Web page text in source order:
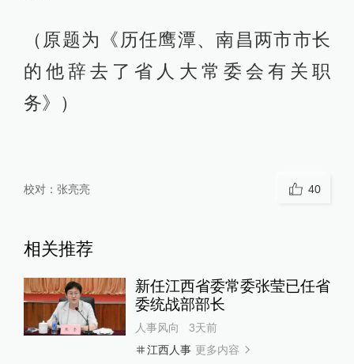
（原题为《历任鹰潭、南昌两市市长
的他辞去了省人大常委会有关职
务》）
校对： 张亮亮 40
相关推荐
新任江西省委常委张莹已任省
委统战部部长
人事风向
3天前
江西人事 更多内容